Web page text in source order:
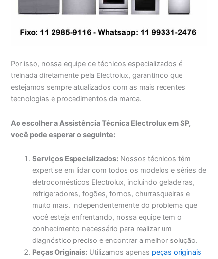
Por isso, nossa equipe de técnicos especializados é
treinada diretamente pela Electrolux, garantindo que
estejamos sempre atualizados com as mais recentes
tecnologias e procedimentos da marca.
Ao escolher a Assistência Técnica Electrolux em SP,
você pode esperar o seguinte:
Serviços Especializados: Nossos técnicos têm
expertise em lidar com todos os modelos e séries de
eletrodomésticos Electrolux, incluindo geladeiras,
refrigeradores, fogões, fornos, churrasqueiras e
muito mais. Independentemente do problema que
você esteja enfrentando, nossa equipe tem o
conhecimento necessário para realizar um
diagnóstico preciso e encontrar a melhor solução.
Peças Originais: Utilizamos apenas peças originais